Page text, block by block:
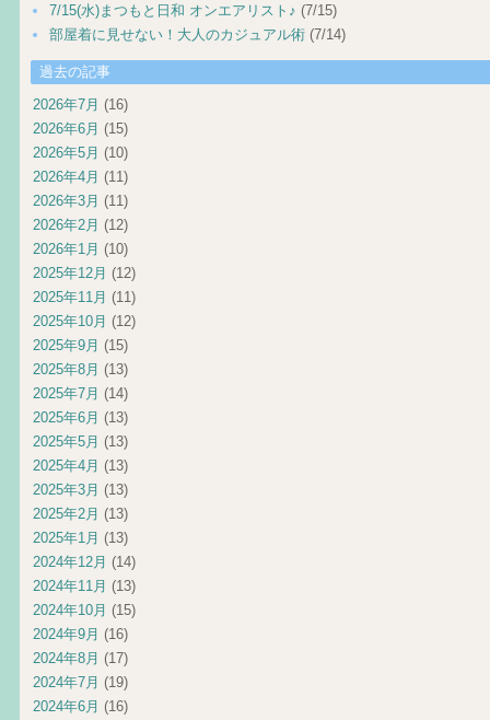
7/15(水)まつもと日和 オンエアリスト♪ (7/15)
部屋着に見せない！大人のカジュアル術 (7/14)
過去の記事
2026年7月 (16)
2026年6月 (15)
2026年5月 (10)
2026年4月 (11)
2026年3月 (11)
2026年2月 (12)
2026年1月 (10)
2025年12月 (12)
2025年11月 (11)
2025年10月 (12)
2025年9月 (15)
2025年8月 (13)
2025年7月 (14)
2025年6月 (13)
2025年5月 (13)
2025年4月 (13)
2025年3月 (13)
2025年2月 (13)
2025年1月 (13)
2024年12月 (14)
2024年11月 (13)
2024年10月 (15)
2024年9月 (16)
2024年8月 (17)
2024年7月 (19)
2024年6月 (16)